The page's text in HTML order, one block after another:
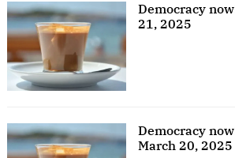
Democracy
21, 2025
Democracy
March 20, 2025